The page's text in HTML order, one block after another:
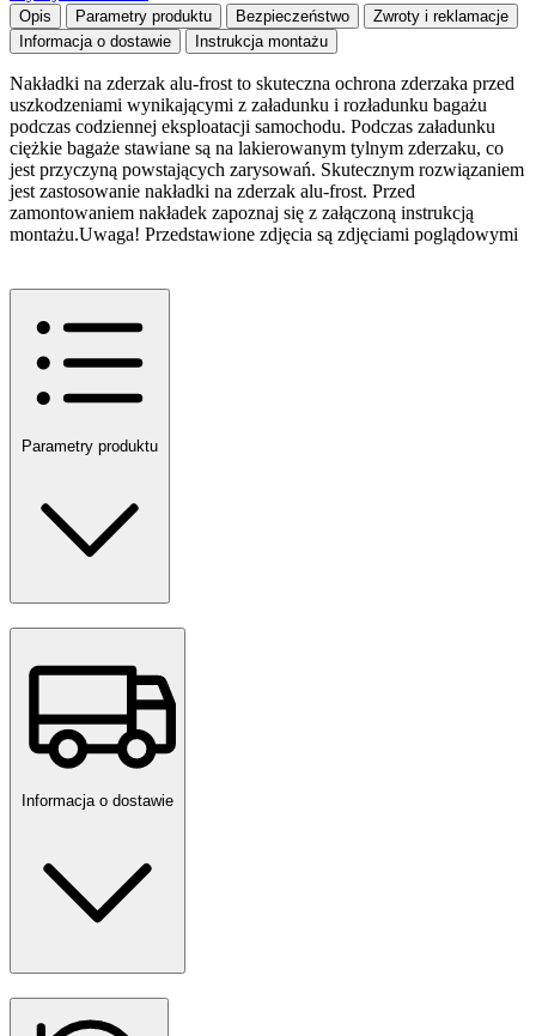
Opis Parametry produktu Bezpieczeństwo
Zwroty i reklamacje
Informacja o dostawie
Instrukcja montażu
Nakładki na zderzak alu-frost to skuteczna ochrona zderzaka przed
uszkodzeniami wynikającymi z załadunku i rozładunku bagażu
podczas codziennej eksploatacji samochodu. Podczas załadunku
ciężkie bagaże stawiane są na lakierowanym tylnym zderzaku, co
jest przyczyną powstających zarysowań. Skutecznym rozwiązaniem
jest zastosowanie nakładki na zderzak alu-frost. Przed
zamontowaniem nakładek zapoznaj się z załączoną instrukcją
montażu.Uwaga! Przedstawione zdjęcia są zdjęciami poglądowymi
Parametry produktu
Informacja o dostawie